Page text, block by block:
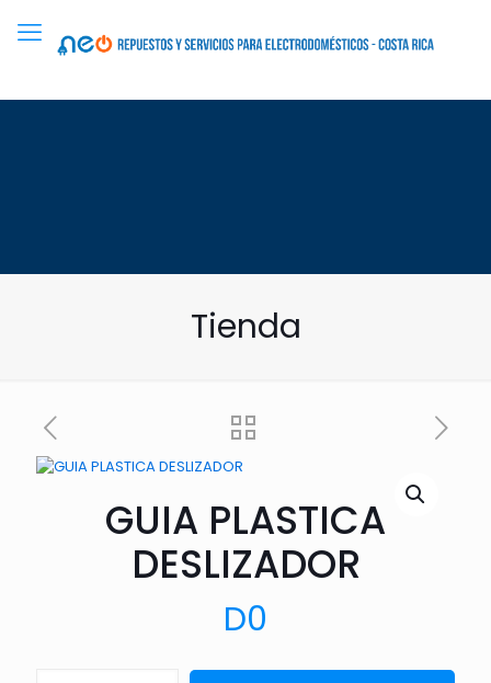
Tienda
GUIA PLASTICA
DESLIZADOR
D0